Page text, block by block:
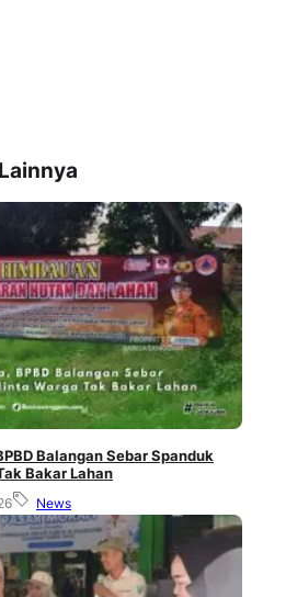
Balangan Sebar Spanduk
Bakar Lahan
News